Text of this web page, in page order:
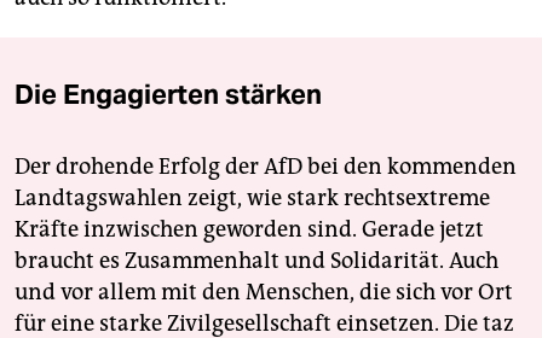
Die Engagierten stärken
Der drohende Erfolg der AfD bei den kommenden
Landtagswahlen zeigt, wie stark rechtsextreme
Kräfte inzwischen geworden sind. Gerade jetzt
braucht es Zusammenhalt und Solidarität. Auch
und vor allem mit den Menschen, die sich vor Ort
für eine starke Zivilgesellschaft einsetzen. Die taz